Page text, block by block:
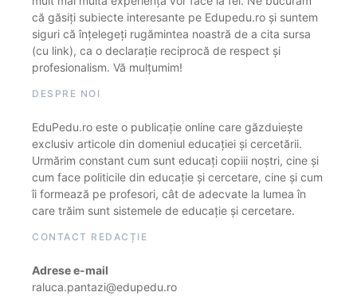
că găsiți subiecte interesante pe Edupedu.ro și suntem
siguri că înțelegeți rugămintea noastră de a cita sursa
(cu link), ca o declarație reciprocă de respect și
profesionalism. Vă mulțumim!
DESPRE NOI
EduPedu.ro este o publicație online care găzduiește
exclusiv articole din domeniul educației și cercetării.
Urmărim constant cum sunt educați copiii noștri, cine și
cum face politicile din educație și cercetare, cine și cum
îi formează pe profesori, cât de adecvate la lumea în
care trăim sunt sistemele de educație și cercetare.
CONTACT REDACȚIE
Adrese e-mail
raluca.pantazi@edupedu.ro